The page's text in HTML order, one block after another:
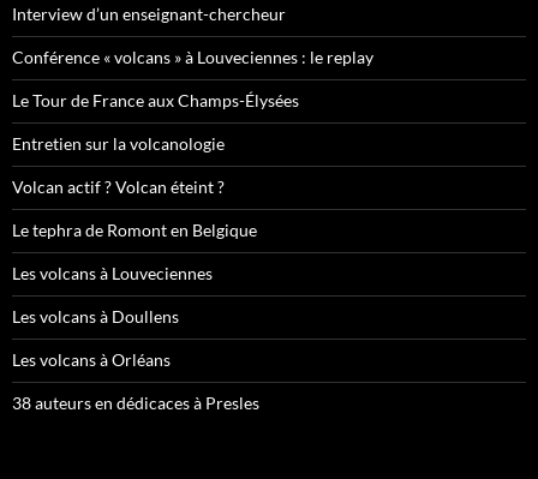
Interview d’un enseignant-chercheur
Conférence « volcans » à Louveciennes : le replay
Le Tour de France aux Champs-Élysées
Entretien sur la volcanologie
Volcan actif ? Volcan éteint ?
Le tephra de Romont en Belgique
Les volcans à Louveciennes
Les volcans à Doullens
Les volcans à Orléans
38 auteurs en dédicaces à Presles